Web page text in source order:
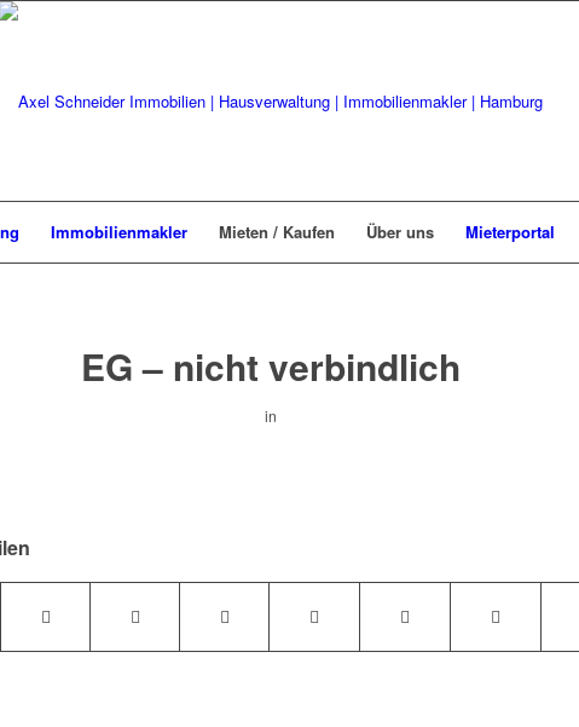
Immobilienmakler Mieten / Kaufen Über uns Mieterportal
EG – nicht verbindlich
in